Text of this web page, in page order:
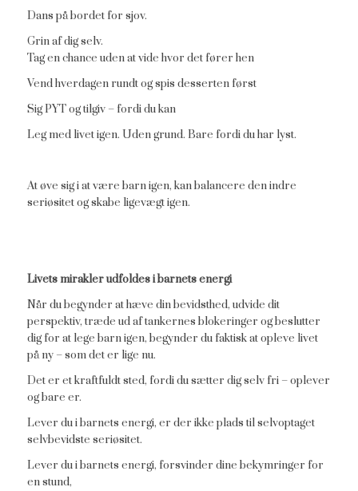
Dans på bordet for sjov.
Grin af dig selv.
Tag en chance uden at vide hvor det fører hen
Vend hverdagen rundt og spis desserten først
Sig PYT og tilgiv – fordi du kan
Leg med livet igen. Uden grund. Bare fordi du har lyst.
At øve sig i at være barn igen, kan balancere den indre
seriøsitet og skabe ligevægt igen.
Livets mirakler udfoldes i barnets energi
Når du begynder at hæve din bevidsthed, udvide dit
perspektiv, træde ud af tankernes blokeringer og beslutter
dig for at lege barn igen, begynder du faktisk at opleve livet
på ny – som det er lige nu.
Det er et kraftfuldt sted, fordi du sætter dig selv fri – oplever
og bare er.
Lever du i barnets energi, er der ikke plads til selvoptaget
selvbevidste seriøsitet.
Lever du i barnets energi, forsvinder dine bekymringer for
en stund,